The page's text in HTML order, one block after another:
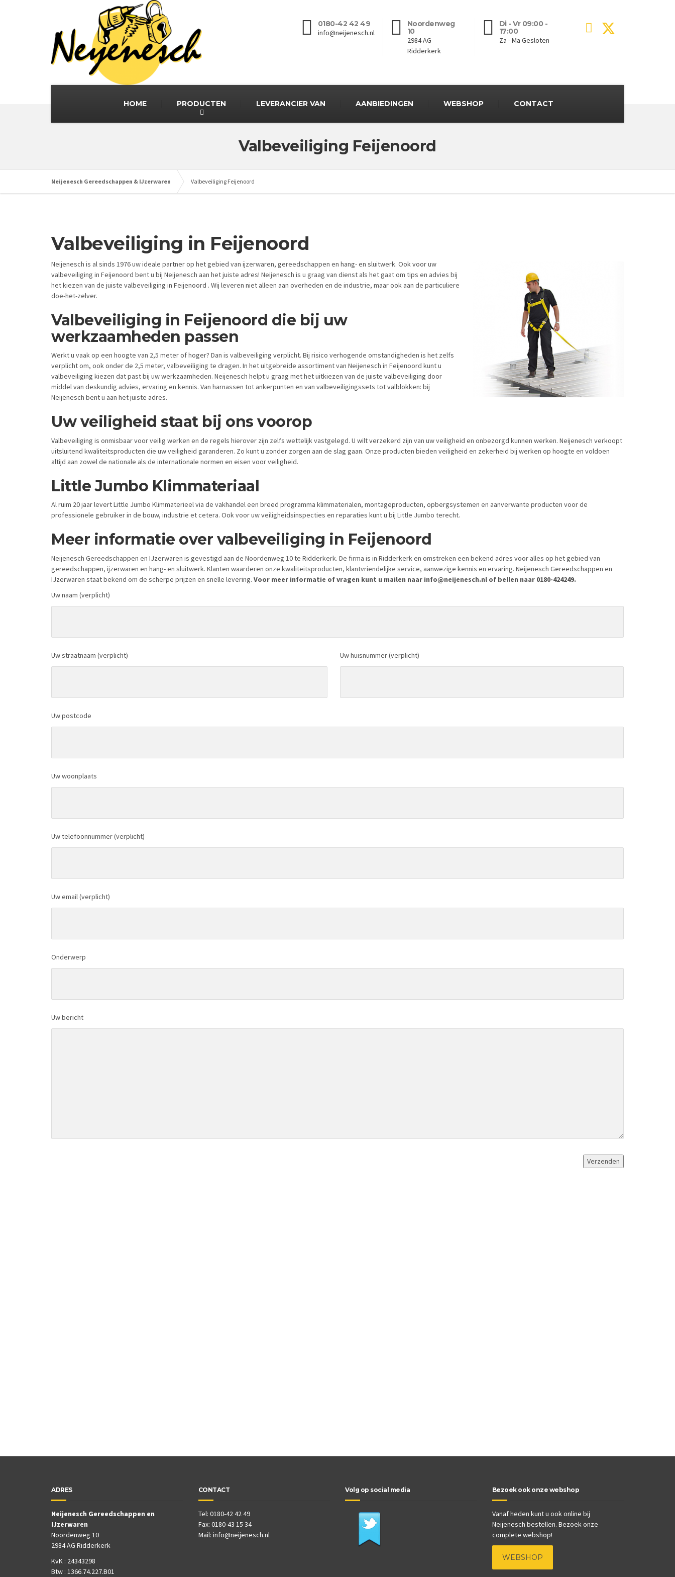
0180-42 42 49
info@neijenesch.nl
Noordenweg
10
2984 AG
Ridderkerk
Di - Vr 09:00 -
17:00
Za - Ma Gesloten
HOME PRODUCTEN LEVERANCIER VAN AANBIEDINGEN WEBSHOP CONTACT
Valbeveiliging Feijenoord
Neijenesch Gereedschappen & IJzerwaren Valbeveiliging Feijenoord
Valbeveiliging in Feijenoord
Neijenesch is al sinds 1976 uw ideale partner op het gebied van ijzerwaren, gereedschappen en hang- en sluitwerk. Ook voor uw
valbeveiliging in Feijenoord bent u bij Neijenesch aan het juiste adres! Neijenesch is u graag van dienst als het gaat om tips en advies bij
het kiezen van de juiste valbeveiliging in Feijenoord . Wij leveren niet alleen aan overheden en de industrie, maar ook aan de particuliere
doe-het-zelver.
Valbeveiliging in Feijenoord die bij uw
werkzaamheden passen
Werkt u vaak op een hoogte van 2,5 meter of hoger? Dan is valbeveiliging verplicht. Bij risico verhogende omstandigheden is het zelfs
verplicht om, ook onder de 2,5 meter, valbeveiliging te dragen. In het uitgebreide assortiment van Neijenesch in Feijenoord kunt u
valbeveiliging kiezen dat past bij uw werkzaamheden. Neijenesch helpt u graag met het uitkiezen van de juiste valbeveiliging door
middel van deskundig advies, ervaring en kennis. Van harnassen tot ankerpunten en van valbeveiligingssets tot valblokken: bij
Neijenesch bent u aan het juiste adres.
Uw veiligheid staat bij ons voorop
Valbeveiliging is onmisbaar voor veilig werken en de regels hierover zijn zelfs wettelijk vastgelegd. U wilt verzekerd zijn van uw veiligheid en onbezorgd kunnen werken. Neijenesch verkoopt
uitsluitend kwaliteitsproducten die uw veiligheid garanderen. Zo kunt u zonder zorgen aan de slag gaan. Onze producten bieden veiligheid en zekerheid bij werken op hoogte en voldoen
altijd aan zowel de nationale als de internationale normen en eisen voor veiligheid.
Little Jumbo Klimmateriaal
Al ruim 20 jaar levert Little Jumbo Klimmaterieel via de vakhandel een breed programma klimmaterialen, montageproducten, opbergsystemen en aanverwante producten voor de
professionele gebruiker in de bouw, industrie et cetera. Ook voor uw veiligheidsinspecties en reparaties kunt u bij Little Jumbo terecht.
Meer informatie over valbeveiliging in Feijenoord
Neijenesch Gereedschappen en IJzerwaren is gevestigd aan de Noordenweg 10 te Ridderkerk. De firma is in Ridderkerk en omstreken een bekend adres voor alles op het gebied van
gereedschappen, ijzerwaren en hang- en sluitwerk. Klanten waarderen onze kwaliteitsproducten, klantvriendelijke service, aanwezige kennis en ervaring. Neijenesch Gereedschappen en
IJzerwaren staat bekend om de scherpe prijzen en snelle levering. Voor meer informatie of vragen kunt u mailen naar info@neijenesch.nl of bellen naar 0180-424249.
Uw naam (verplicht)
Uw straatnaam (verplicht) Uw huisnummer (verplicht)
Uw postcode
Uw woonplaats
Uw telefoonnummer (verplicht)
Uw email (verplicht)
Onderwerp
Uw bericht
ADRES
Neijenesch Gereedschappen en
IJzerwaren
Noordenweg 10
2984 AG Ridderkerk
KvK : 24343298
Btw : 1366.74.227.B01
CONTACT
Tel: 0180-42 42 49
Fax: 0180-43 15 34
Mail: info@neijenesch.nl
Volg op social media Bezoek ook onze webshop
Vanaf heden kunt u ook online bij
Neijenesch bestellen. Bezoek onze
complete webshop!
WEBSHOP